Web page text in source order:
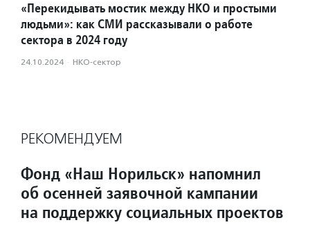
«Перекидывать мостик между НКО и простыми
людьми»: как СМИ рассказывали о работе
сектора в 2024 году
24.10.2024 · НКО-сектор
РЕКОМЕНДУЕМ
Фонд «Наш Норильск» напомнил
об осенней заявочной кампании
на поддержку социальных проектов